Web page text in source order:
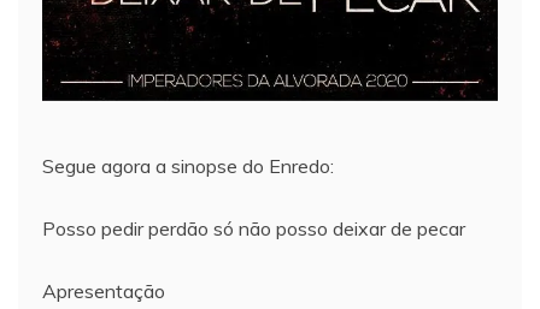
Segue agora a sinopse do Enredo:
Posso pedir perdão só não posso deixar de pecar
Apresentação